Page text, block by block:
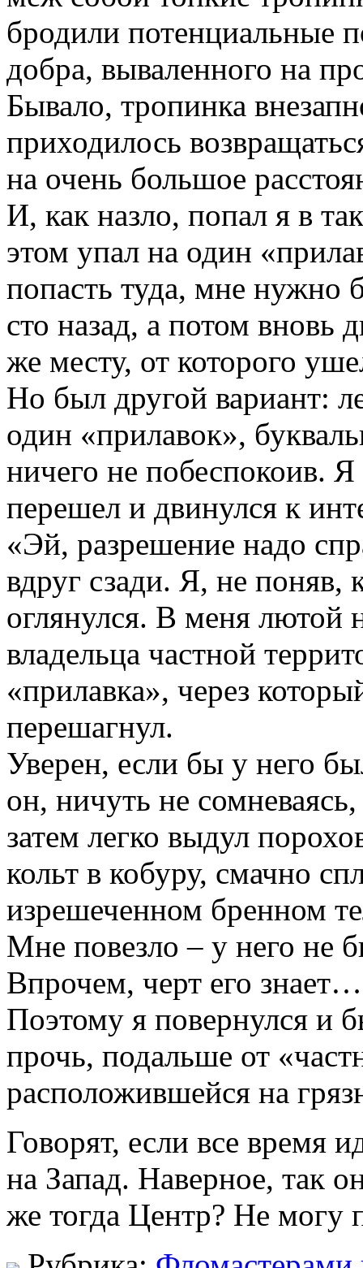
бродили потенциальные
добра, вываленного на
Бывало, тропинка
приходилось
на очень большое
И, как назло, попал я в
этом упал на один
попасть туда, мне нужно
сто назад, а потом вновь
же месту, от которого
Но был другой вариант:
один «прилавок»,
ничего не побеспокоив.
перешел и двинулся к
«Эй, разрешение надо
вдруг сзади. Я, не поняв,
оглянулся. В меня лютой
владельца частной
«прилавка», через
перешагнул.
Уверен, если бы у него
он, ничуть не
затем легко выдул
кольт в кобуру, смачно
изрешеченном бренном
Мне повезло – у него не
Впрочем, черт его знает…
Поэтому я повернулся и
прочь, подальше от
расположившейся на
Говорят, если все время
на Запад. Наверное, так
же тогда Центр? Не могу